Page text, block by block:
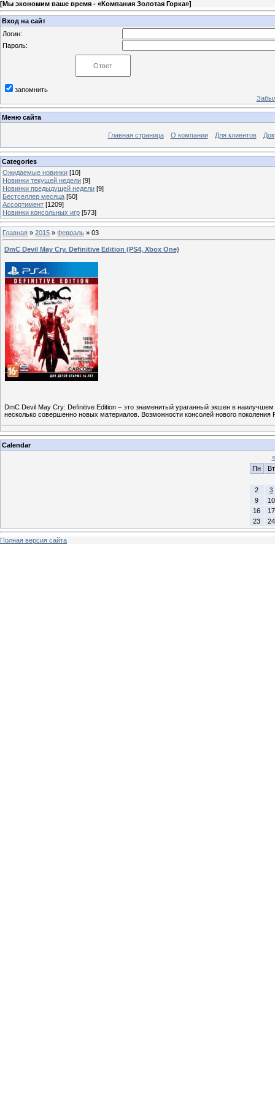
[Мы экономим ваше время - «Компания Золотая Горка»]
Вход на сайт
Логин:
Пароль:
запомнить
Меню сайта
Главная страница О компании Для клиентов
Categories
Ожидаемые новинки [10]
Новинки текущей недели [9]
Новинки предыдущей недели [9]
Бестселлер месяца [50]
Ассортимент [1209]
Новинки консольных игр [573]
Главная » 2015 » Февраль » 03
DmC Devil May Cry. Definitive Edition (PS4, Xbox One)
DmC Devil May Cry: Definitive Edition – это знаменитый ураганный экшен в
несколько совершенно новых материалов. Возможности консолей нового поколения
Calendar
«
Пн
Вт
2
3
9
10
16
17
23
24
Полная версия сайта